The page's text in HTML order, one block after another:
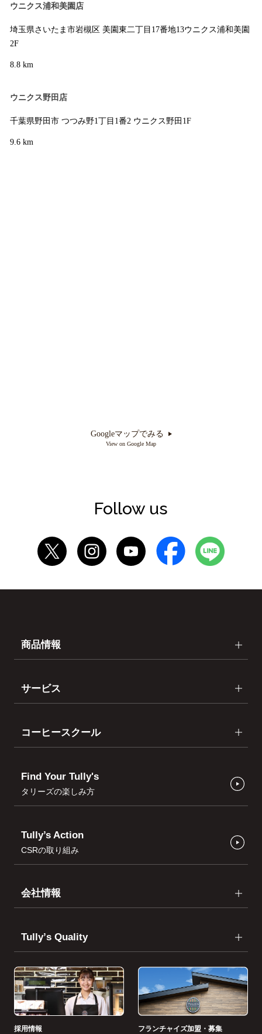
ウニクス浦和美園店
埼玉県さいたま市岩槻区 美園東二丁目17番地13ウニクス浦和美園
2F
8.8 km
ウニクス野田店
千葉県野田市 つつみ野1丁目1番2 ウニクス野田1F
9.6 km
Googleマップでみる
View on Google Map
Follow us
商品情報
サービス
コーヒースクール
Find Your Tully's
タリーズの楽しみ方
Tully’s Action
CSRの取り組み
会社情報
Tullyʼs Quality
採用情報 フランチャイズ加盟・募集